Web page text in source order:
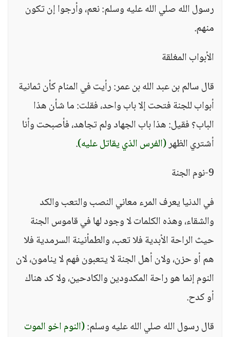
رسول الله صلي الله عليه وسلم: نعم، وأرجوا إن تكون
منهم.
الأبواب المغلقة
قال سالم بن عبد الله بن عمر: رأيت في المنام كأن ثمانية
أبواب للجنة فتحت إلا باب واحد، فقلت: ما شأن هذا
الباب؟ فقيل: هذا باب الجهاد ولم تجاهد، فأصبحت وأنا
أشتري الظهر(الفرس الذي يقاتل عليه).
9-نوم الجنة
في الدنيا يعرف المرء معاني النصب والتعب والكد
والشقاء، وهذه الكلمات لا وجود لها في قاموس الجنة
حيث الراحة الأبدية فلا تعب، والطمأنينة السرمدية فلا
هم أو حزن، ولان أهل الجنة لا يتعبون فهم لا ينامون، لان
النوم إنما هو راحة المكدودين والكادحين، ولا كد هناك
أو كدح.
قال رسول الله صلي الله عليه وسلم:(النوم اخو الموت